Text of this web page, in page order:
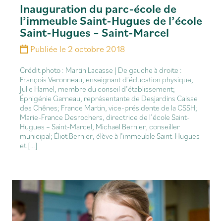
Inauguration du parc-école de
l’immeuble Saint-Hugues de l’école
Saint-Hugues – Saint-Marcel
Publiée le 2 octobre 2018
Crédit photo : Martin Lacasse | De gauche à droite :
François Veronneau, enseignant d’éducation physique;
Julie Hamel, membre du conseil d’établissement;
Éphigénie Garneau, représentante de Desjardins Caisse
des Chênes; France Martin, vice-présidente de la CSSH;
Marie-France Desrochers, directrice de l’école Saint-
Hugues – Saint-Marcel; Michaël Bernier, conseiller
municipal; Éliot Bernier, élève à l’immeuble Saint-Hugues
et […]